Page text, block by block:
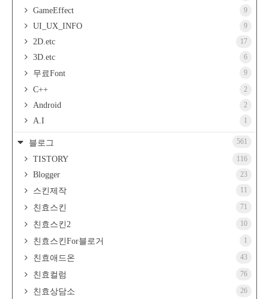
GameEffect 9
UI_UX_INFO 9
2D.etc 17
3D.etc 6
무료Font 9
C++ 2
Android 2
A.I 1
블로그 561
TISTORY 116
Blogger 23
스킨제작 11
친효스킨 71
친효스킨2 10
친효스킨For블로거 1
친효애드온 43
친효컬럼 76
친효상담소 26